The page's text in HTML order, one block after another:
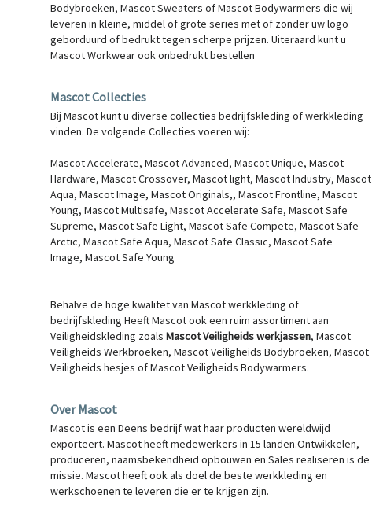
Bodybroeken, Mascot Sweaters of Mascot Bodywarmers die wij
leveren in kleine, middel of grote series met of zonder uw logo
geborduurd of bedrukt tegen scherpe prijzen. Uiteraard kunt u
Mascot Workwear ook onbedrukt bestellen
Mascot Collecties
Bij Mascot kunt u diverse collecties bedrijfskleding of werkkleding
vinden. De volgende Collecties voeren wij:
Mascot Accelerate,Mascot Advanced,Mascot Unique,Mascot
Hardware,Mascot Crossover,Mascot light,Mascot Industry,Mascot
Aqua,Mascot Image,Mascot Originals,,Mascot Frontline,Mascot
Young,Mascot Multisafe,Mascot Accelerate Safe,Mascot Safe
Supreme,Mascot Safe Light,Mascot Safe Compete,Mascot Safe
Arctic,Mascot Safe Aqua,Mascot Safe Classic,Mascot Safe
Image,Mascot Safe Young
Behalve de hoge kwalitet van Mascot werkkleding of
bedrijfskleding Heeft Mascot ook een ruim assortiment aan
Veiligheidskleding zoalsMascot Veiligheids werkjassen,Mascot
Veiligheids Werkbroeken,Mascot Veiligheids Bodybroeken,Mascot
Veiligheids hesjes ofMascot Veiligheids Bodywarmers.
Over Mascot
Mascot is een Deens bedrijf wat haar producten wereldwijd
exporteert. Mascot heeft medewerkers in 15 landen.Ontwikkelen,
produceren, naamsbekendheid opbouwen en Sales realiseren is de
missie. Mascot heeft ook als doel de beste werkkleding en
werkschoenen te leveren die er te krijgen zijn.